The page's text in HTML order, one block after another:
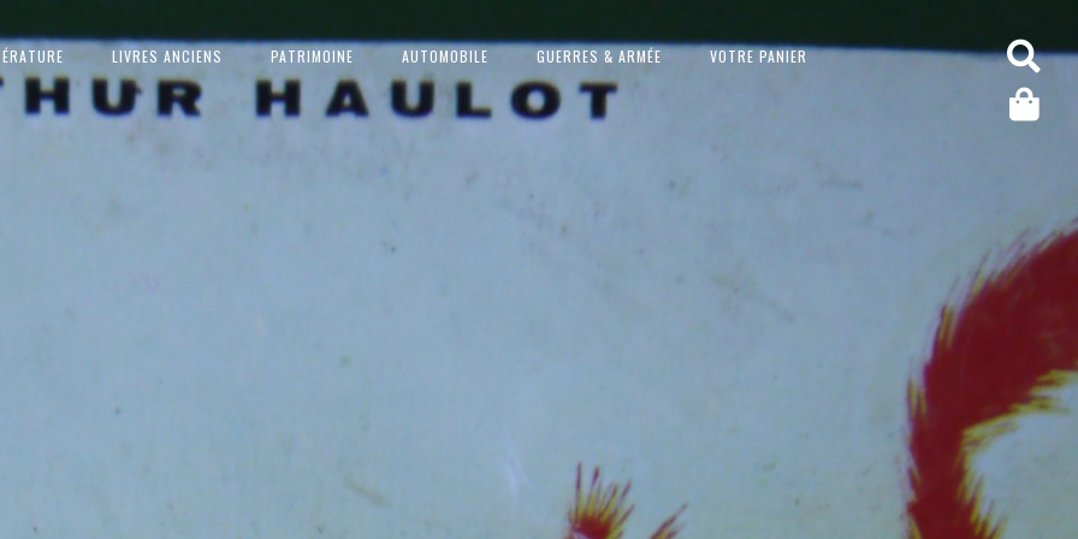
LIVRES ANCIENS PATRIMOINE AUTOMOBILE GUERRES & ARMÉE VOTRE PANIER